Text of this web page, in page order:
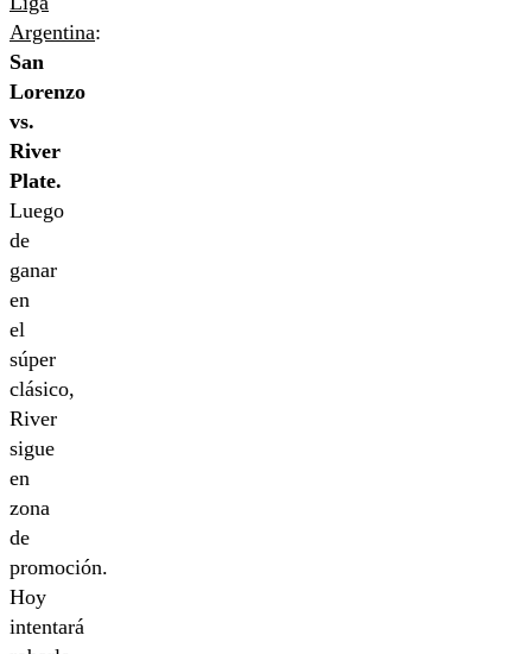
Argentina:
San
Lorenzo
vs.
River
Plate.
Luego
de
ganar
en
el
súper
clásico,
River
sigue
en
zona
de
promoción.
Hoy
intentará